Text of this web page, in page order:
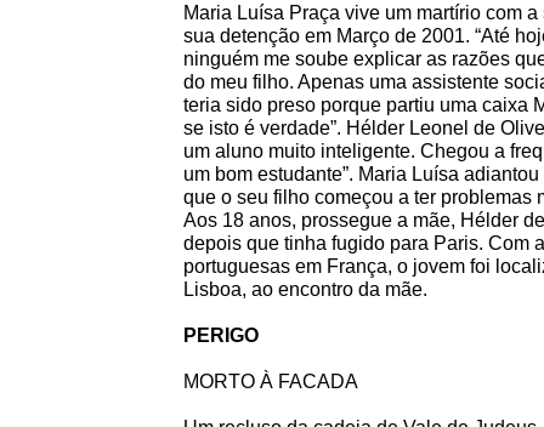
Maria Luísa Praça vive um martírio com
sua detenção em Março de 2001. “Até
ninguém me soube explicar as razões
do meu filho. Apenas uma assistente
teria sido preso porque partiu uma caixa
se isto é verdade”. Hélder Leonel de
um aluno muito inteligente. Chegou a
um bom estudante”. Maria Luísa
que o seu filho começou a ter problemas
Aos 18 anos, prossegue a mãe, Hélder
depois que tinha fugido para Paris. Com
portuguesas em França, o jovem foi
Lisboa, ao encontro da mãe.
PERIGO
MORTO À FACADA